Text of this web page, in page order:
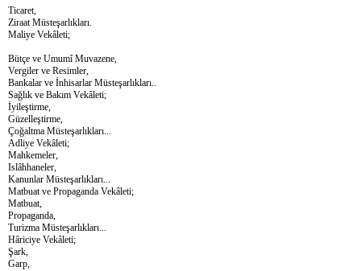
Ticaret,
Ziraat Müsteşarlıkları.
Maliye Vekâleti;
Bütçe ve Umumî Muvazene,
Vergiler ve Resimler,
Bankalar ve İnhisarlar Müsteşarlıkları..
Sağlık ve Bakım Vekâleti;
İyileştirme,
Güzelleştirme,
Çoğaltma Müsteşarlıkları...
Adliye Vekâleti;
Mahkemeler,
Islâhhaneler,
Kanunlar Müsteşarlıkları...
Matbuat ve Propaganda Vekâleti;
Matbuat,
Propaganda,
Turizma Müsteşarlıkları...
Hâriciye Vekâleti;
Şark,
Garp,